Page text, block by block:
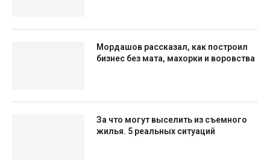
Мордашов рассказал, как построил
бизнес без мата, махорки и воровства
За что могут выселить из съемного
жилья. 5 реальных ситуаций